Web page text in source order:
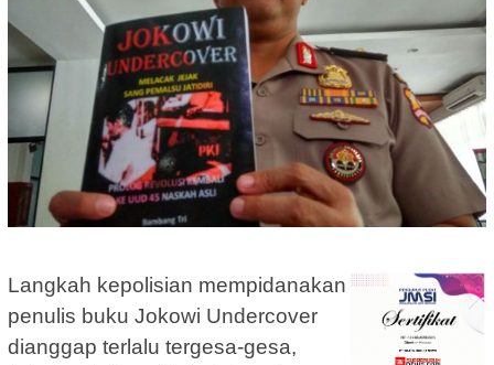
Langkah kepolisian mempidanakan
penulis buku Jokowi Undercover
dianggap terlalu tergesa-gesa,